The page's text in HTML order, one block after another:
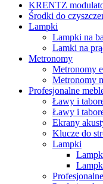
KRENTZ
Środki do
Lampki
Lampki na
Lamki na
Metronomy
Metronomy
Metronomy
Profesjonalne
Ławy i
Ławy i
Ekrany
Klucze do
Lampki